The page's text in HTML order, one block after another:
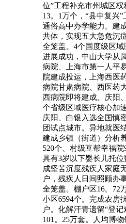
位”工程补充市州城区权
13。1万个，“县中复兴
通俗高中办学能力。建
共体，实现五大急危沉
全笼盖。4个国度级区
进展成功，中山大学从
病院、上海市第一人平
院建成投运，上海西医
病院甘肃病院、西医药
西病院即将建成。庆阳
个省级区域医疗核心加
庆阳、白银入选全国慎
团试点城市。异地就医
建成乡镇（街道）分析
520个、村级互帮幸福院
具有3岁以下婴长儿托位
成坚苦沉度残疾人家庭
户，残疾人日间照顾办
全笼盖。棚户区16。72
小区6594个。完成农房
户。化解汗青遗留“登
101。25万套。人均博